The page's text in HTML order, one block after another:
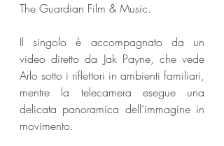
The Guardian Film & Music.
Il singolo è accompagnato da un
video diretto da Jak Payne, che vede
Arlo sotto i riflettori in ambienti familiari,
mentre la telecamera esegue una
delicata panoramica dell’immagine in
movimento.